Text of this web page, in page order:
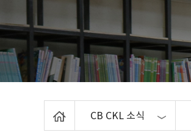
CB CKL 소식